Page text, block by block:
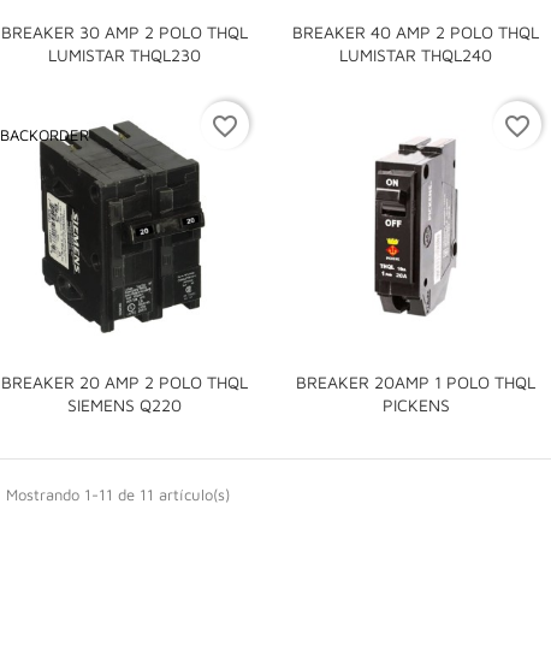
BREAKER 30 AMP 2 POLO THQL
LUMISTAR THQL230

BREAKER 40 AMP 2 POLO THQL
LUMISTAR THQL240

BREAKER 20 AMP 2 POLO THQL
SIEMENS Q220
BACKORDER

favorite_border
BREAKER 20AMP 1 POLO THQL
PICKENS

favorite_border
Mostrando 1-11 de 11 artículo(s)